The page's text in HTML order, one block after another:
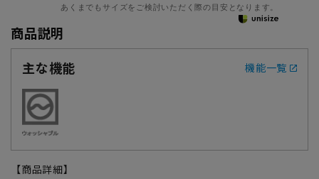
あくまでもサイズをご検討いただく際の目安となります。
商品説明
主な機能
機能一覧
【商品詳細】